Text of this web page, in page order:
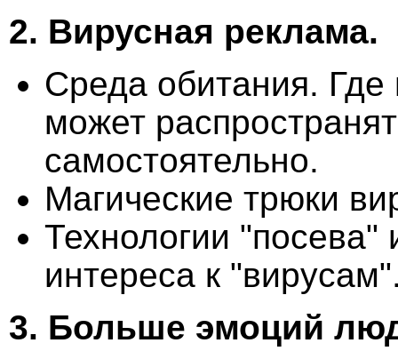
2. Вирусная реклама.
Среда обитания. Где
может
самостоятельно.
Магические трюки
Технологии "посева"
интереса к
3. Больше эмоций